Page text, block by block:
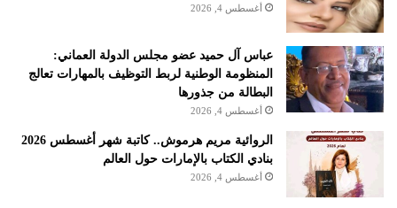
أغسطس 4, 2026
عباس آل حميد عضو مجلس الدولة العماني:
المنظومة الوطنية لربط التوظيف بالمهارات تعالج
البطالة من جذورها
أغسطس 4, 2026
الروائية مريم هرموش.. كاتبة شهر أغسطس 2026
بنادي الكتاب بالإمارات حول العالم
أغسطس 4, 2026